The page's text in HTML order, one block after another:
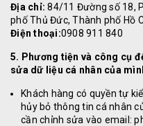
Địa chỉ: 84/11 Đường số 18,
phố Thủ Đức, Thành phố Hồ
Điện thoại:0908 911 840
5. Phương tiện và công cụ
sửa dữ liệu cá nhân của
Khách hàng có quyền tự
hủy bỏ thông tin cá nhân
cần chỉnh sửa vào email: